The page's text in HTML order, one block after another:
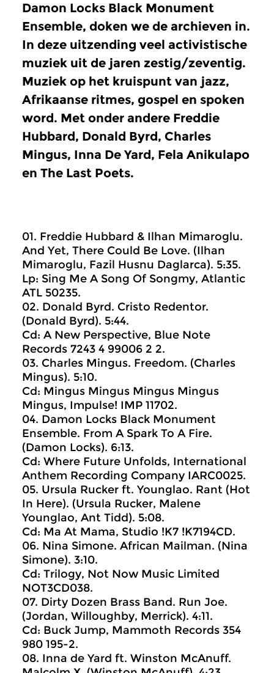
Damon Locks Black Monument
Ensemble, doken we de archieven in.
In deze uitzending veel activistische
muziek uit de jaren zestig/zeventig.
Muziek op het kruispunt van jazz,
Afrikaanse ritmes, gospel en spoken
word. Met onder andere Freddie
Hubbard, Donald Byrd, Charles
Mingus, Inna De Yard, Fela Anikulapo
en The Last Poets.
01. Freddie Hubbard & Ilhan Mimaroglu.
And Yet, There Could Be Love. (Ilhan
Mimaroglu, Fazil Husnu Daglarca). 5:35.
Lp: Sing Me A Song Of Songmy, Atlantic
ATL 50235.
02. Donald Byrd. Cristo Redentor.
(Donald Byrd). 5:44.
Cd: A New Perspective, Blue Note
Records 7243 4 99006 2 2.
03. Charles Mingus. Freedom. (Charles
Mingus). 5:10.
Cd: Mingus Mingus Mingus Mingus
Mingus, Impulse! IMP 11702.
04. Damon Locks Black Monument
Ensemble. From A Spark To A Fire.
(Damon Locks). 6:13.
Cd: Where Future Unfolds, International
Anthem Recording Company IARC0025.
05. Ursula Rucker ft. Younglao. Rant (Hot
In Here). (Ursula Rucker, Malene
Younglao, Ant Tidd). 5:08.
Cd: Ma At Mama, Studio !K7 !K7194CD.
06. Nina Simone. African Mailman. (Nina
Simone). 3:10.
Cd: Trilogy, Not Now Music Limited
NOT3CD038.
07. Dirty Dozen Brass Band. Run Joe.
(Jordan, Willoughby, Merrick). 4:11.
Cd: Buck Jump, Mammoth Records 354
980 195-2.
08. Inna de Yard ft. Winston McAnuff.